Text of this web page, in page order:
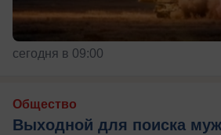
сегодня в 09:00
Общество
Выходной для поиска